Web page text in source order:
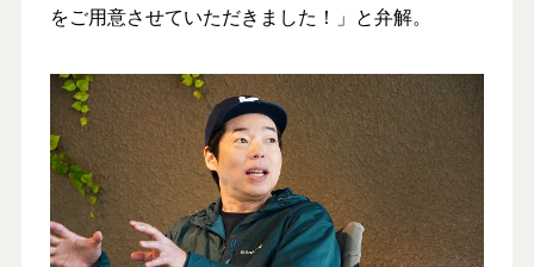
をご用意させていただきました！」と弁解。